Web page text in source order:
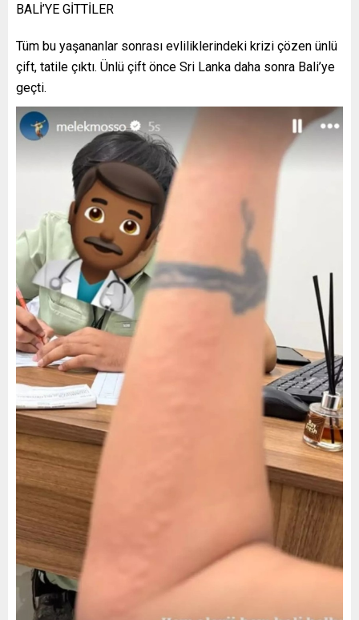
BALİ’YE GİTTİLER
Tüm bu yaşananlar sonrası evliliklerindeki krizi çözen ünlü
çift, tatile çıktı. Ünlü çift önce Sri Lanka daha sonra Bali’ye
geçti.